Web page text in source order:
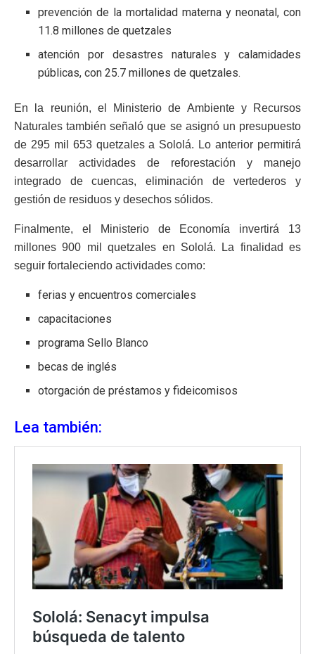
prevención de la mortalidad materna y neonatal, con
11.8 millones de quetzales
atención por desastres naturales y calamidades
públicas, con 25.7 millones de quetzales.
En la reunión, el Ministerio de Ambiente y Recursos
Naturales también señaló que se asignó un presupuesto
de 295 mil 653 quetzales a Sololá. Lo anterior permitirá
desarrollar actividades de reforestación y manejo
integrado de cuencas, eliminación de vertederos y
gestión de residuos y desechos sólidos.
Finalmente, el Ministerio de Economía invertirá 13
millones 900 mil quetzales en Sololá. La finalidad es
seguir fortaleciendo actividades como:
ferias y encuentros comerciales
capacitaciones
programa Sello Blanco
becas de inglés
otorgación de préstamos y fideicomisos
Lea también: